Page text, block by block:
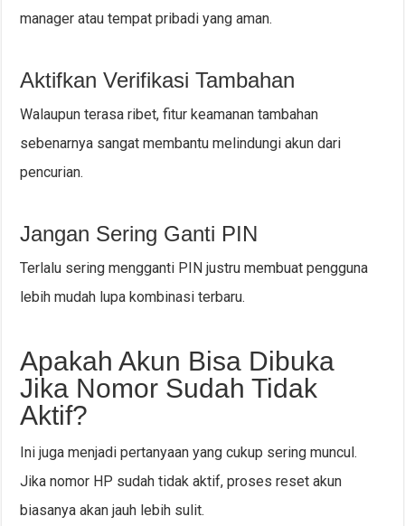
manager atau tempat pribadi yang aman.
Aktifkan Verifikasi Tambahan
Walaupun terasa ribet, fitur keamanan tambahan
sebenarnya sangat membantu melindungi akun dari
pencurian.
Jangan Sering Ganti PIN
Terlalu sering mengganti PIN justru membuat pengguna
lebih mudah lupa kombinasi terbaru.
Apakah Akun Bisa Dibuka
Jika Nomor Sudah Tidak
Aktif?
Ini juga menjadi pertanyaan yang cukup sering muncul.
Jika nomor HP sudah tidak aktif, proses reset akun
biasanya akan jauh lebih sulit.